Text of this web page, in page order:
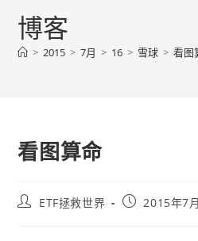
博客
> 2015 > 7月 > 16 > 雪球 > 看图
看图算命
PostETF拯救世界
Post2015年7